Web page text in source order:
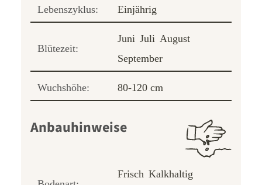
Lebenszyklus: Einjährig
Blütezeit:
Juni Juli August
September
Wuchshöhe: 80-120 cm
Anbauhinweise
Frisch Kalkhaltig